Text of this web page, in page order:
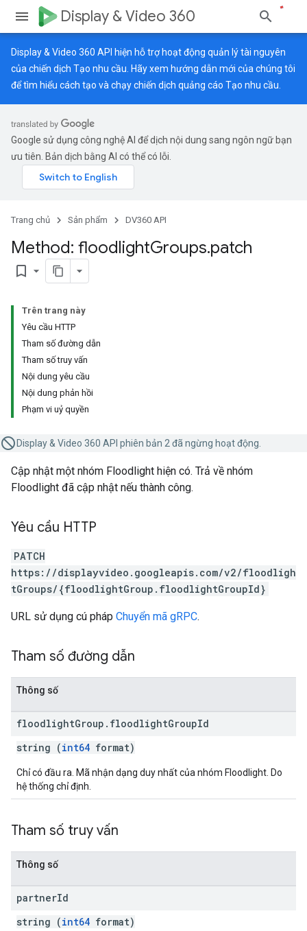
Display & Video 360
Display & Video 360 API hiện hỗ trợ hoạt động quản lý tài nguyên
của chiến dịch Tạo nhu cầu. Hãy xem hướng dẫn mới của chúng tôi
để tìm hiểu cách tạo và chạy chiến dịch quảng cáo Tạo nhu cầu.
Google sử dụng công nghệ AI để dịch nội dung sang ngôn ngữ bạn
ưu tiên. Bản dịch bằng AI có thể có lỗi.
Trang chủ Sản phẩm DV360 API
Method: floodlightGroups.patch
bookmark_border
Trên trang này
Yêu cầu HTTP
Tham số đường dẫn
Tham số truy vấn
Nội dung yêu cầu
Nội dung phản hồi
Phạm vi uỷ quyền
Display & Video 360 API phiên bản 2 đã ngừng hoạt động.
Cập nhật một nhóm Floodlight hiện có. Trả về nhóm
Floodlight đã cập nhật nếu thành công.
Yêu cầu HTTP
PATCH
https://displayvideo.googleapis.com/v2/floodligh
tGroups/{floodlightGroup.floodlightGroupId}
URL sử dụng cú pháp Chuyển mã gRPC.
Tham số đường dẫn
Thông số
floodlightGroup . floodlightGroupId
string (int64 format)
Chỉ có đầu ra. Mã nhận dạng duy nhất của nhóm Floodlight. Do
hệ thống chỉ định.
Tham số truy vấn
Thông số
partnerId
string (int64 format)